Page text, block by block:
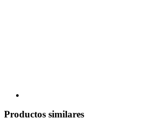
Productos similares